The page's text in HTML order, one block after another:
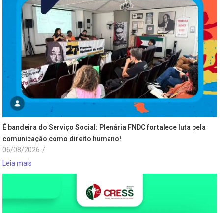
É bandeira do Serviço Social: Plenária FNDC fortalece luta pela
comunicação como direito humano!
06/08/2026 /
Leia mais